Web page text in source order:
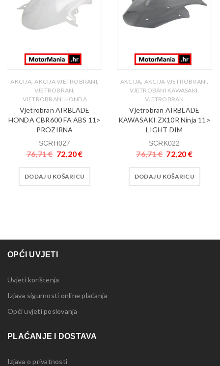
AKCIJA, AKCIJA VJETROBRANI,
VJETROBRAN,
VJETROBRANI HONDA
Vjetrobran AIRBLADE
HONDA CBR600 FA ABS 11>
PROZIRNA
SCRH027
76,71€ 72,20€
DODAJ U KOŠARICU
AKCIJA, AKCIJA VJETROBRANI,
VJETROBANI KAWASAKI,
VJETROBRAN
Vjetrobran AIRBLADE
KAWASAKI ZX10R Ninja 11>
LIGHT DIM
SCRK022
76,71€ 72,20 €
DODAJ U KOŠARICU
OPĆI UVJETI
Uvjeti korištenja
Izjava sigurnosti online plaćanja
Opći uvjeti poslovanja
PLAĆANJE I DOSTAVA
Izjava o privatnosti